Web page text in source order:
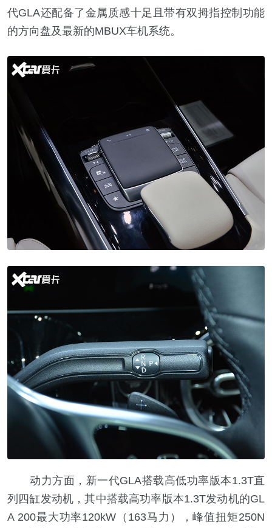
代GLA还配备了金属质感十足且带有双拇指控制功能
的方向盘及最新的MBUX车机系统。
动力方面，新一代GLA搭载高低功率版本1.3T直
列四缸发动机，其中搭载高功率版本1.3T发动机的GL
A 200最大功率120kW（163马力），峰值扭矩250N